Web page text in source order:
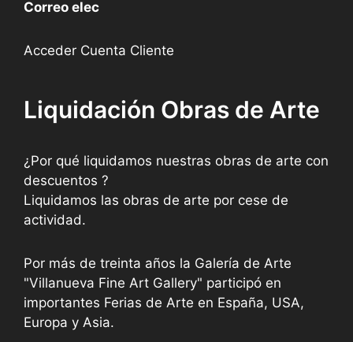
Correo elec
Acceder Cuenta Cliente
Liquidación Obras de Arte
¿Por qué liquidamos nuestras obras de arte con
descuentos ?
Liquidamos las obras de arte por cese de
actividad.
Por más de treinta años la Galería de Arte
"Villanueva Fine Art Gallery" participó en
importantes Ferias de Arte en España, USA,
Europa y Asia.